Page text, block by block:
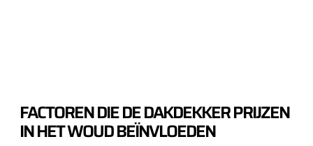
FACTOREN DIE DE DAKDEKKER PRIJZEN
IN HET WOUD BEÏNVLOEDEN